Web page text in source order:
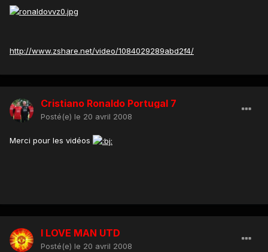
http://www.zshare.net/video/1084029289abd2f4/
Cristiano Ronaldo Portugal 7
Posté(e) le 20 avril 2008
Merci pour les vidéos
I LOVE MAN UTD
Posté(e) le 20 avril 2008